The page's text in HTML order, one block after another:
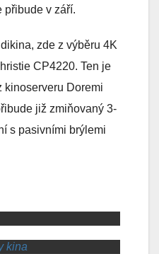
přibude v září.
zde z výběru 4K
CP4220. Ten je
kinoserveru Doremi
již zmiňovaný 3-
s pasivními brýlemi
kina